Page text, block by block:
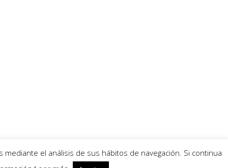
el análisis de sus hábitos de navegación. Si continua